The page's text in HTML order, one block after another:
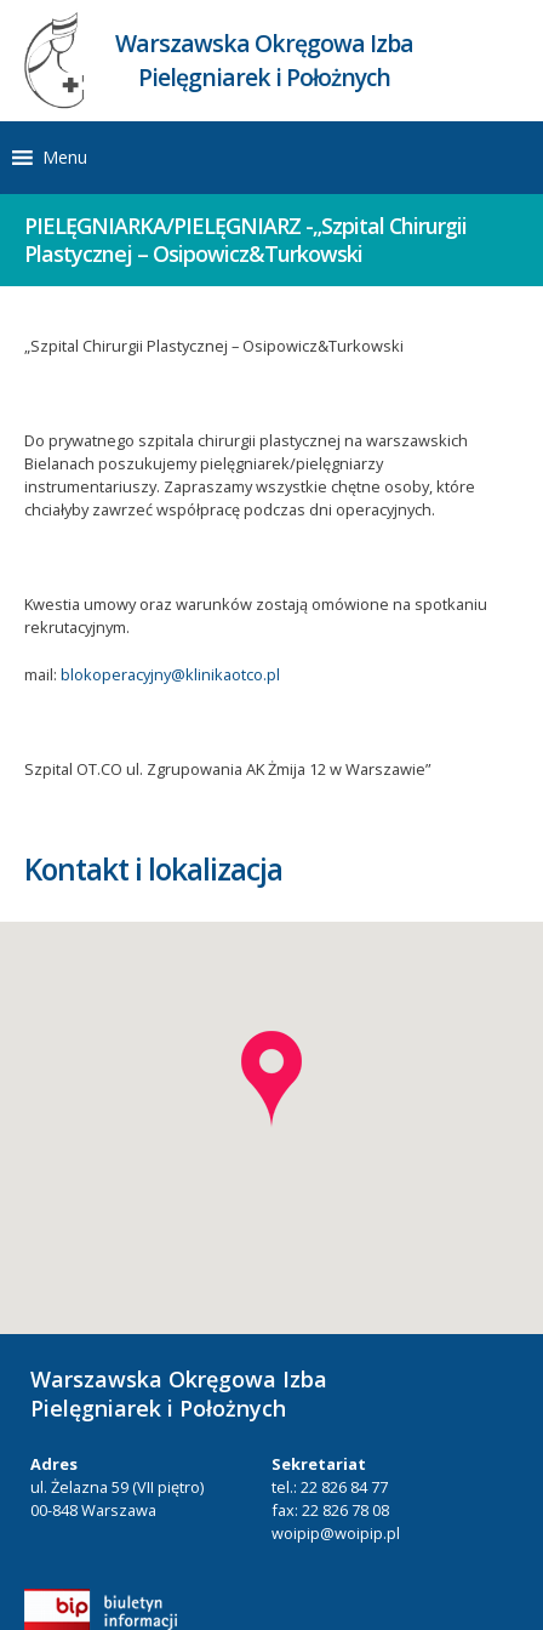
Warszawska Okręgowa Izba
Pielęgniarek i Położnych
Menu
PIELĘGNIARKA/PIELĘGNIARZ -„Szpital Chirurgii
Plastycznej – Osipowicz&Turkowski
„Szpital Chirurgii Plastycznej – Osipowicz&Turkowski
Do prywatnego szpitala chirurgii plastycznej na warszawskich
Bielanach poszukujemy pielęgniarek/pielęgniarzy
instrumentariuszy. Zapraszamy wszystkie chętne osoby, które
chciałyby zawrzeć współpracę podczas dni operacyjnych.
Kwestia umowy oraz warunków zostają omówione na spotkaniu
rekrutacyjnym.
mail: blokoperacyjny@klinikaotco.pl
Szpital OT.CO ul. Zgrupowania AK Żmija 12 w Warszawie”
Kontakt i lokalizacja
Warszawska Okręgowa Izba
Pielęgniarek i Położnych
Adres
ul. Żelazna 59 (VII piętro)
00-848 Warszawa
Sekretariat
tel.: 22 826 84 77
fax: 22 826 78 08
woipip@woipip.pl